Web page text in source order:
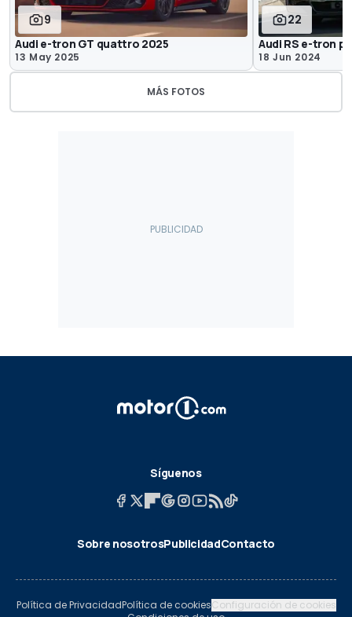
9
Audi e-tron GT quattro 2025
13 May 2025
22
Audi RS e-tron
18 Jun 2024
MÁS FOTOS
Síguenos
Sobre nosotrosPublicidadContacto
Política de PrivacidadPolítica de cookiesConfiguración de cookies